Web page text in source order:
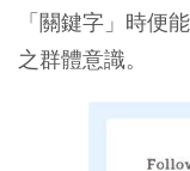
「關鍵字」時便
之群體意識。